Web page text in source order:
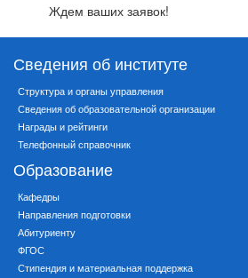
Ждем ваших заявок!
Сведения об институте
Структура и органы управления
Сведения об образовательной организации
Награды и рейтинги
Телефонный справочник
Образование
Кафедры
Направления подготовки
Абитуриенту
ФГОС
Стипендия и материальная поддержка